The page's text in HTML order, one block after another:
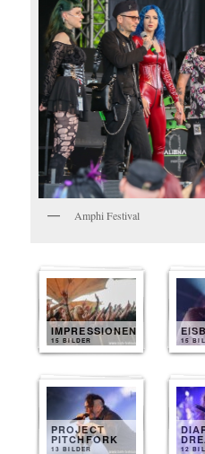
Amphi Festival
IMPRESSIONEN
15 BILDER 15
PROJECT
PITCHFORK
13 BILDER 12